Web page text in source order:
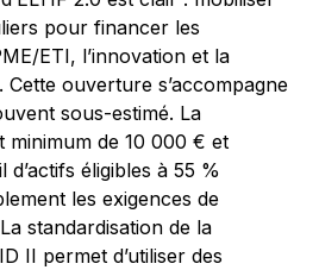
pour financer les
ETI, l’innovation et la
ouverture s’accompagne
sous-estimé. La
minimum de 10 000 € et
d’actifs éligibles à 55 %
les exigences de
standardisation de la
II permet d’utiliser des